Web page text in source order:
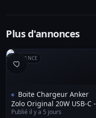
Plus d'annonces
RÉFÉRENCE
Boite Chargeur Anker
Zolo Original 20W USB-C -
شاحن أصلي
Publié il y a 5 jours